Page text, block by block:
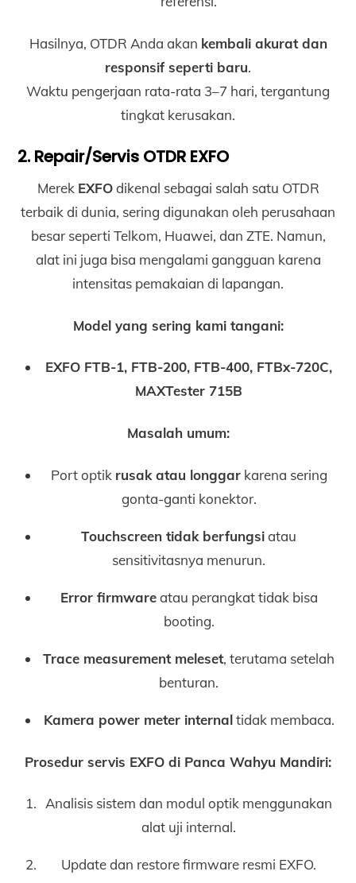
Hasilnya, OTDR Anda akan kembali akurat dan
responsif seperti baru.
Waktu pengerjaan rata-rata 3–7 hari, tergantung
tingkat kerusakan.
2. Repair/Servis OTDR EXFO
Merek EXFOdikenal sebagai salah satu OTDR
terbaik di dunia, sering digunakan oleh perusahaan
besar seperti Telkom, Huawei, dan ZTE. Namun,
alat ini juga bisa mengalami gangguan karena
intensitas pemakaian di lapangan.
Model yang sering kami tangani:
EXFO FTB-1, FTB-200, FTB-400, FTBx-720C,
MAXTester 715B
Masalah umum:
Port optik rusak atau longgarkarena sering
gonta-ganti konektor.
Touchscreen tidak berfungsiatau
sensitivitasnya menurun.
Error firmwareatau perangkat tidak bisa
booting.
Trace measurement meleset, terutama setelah
benturan.
Kamera power meter internaltidak membaca.
Prosedur servis EXFO di Panca Wahyu Mandiri:
Analisis sistem dan modul optik menggunakan
alat uji internal.
Update dan restore firmware resmi EXFO.